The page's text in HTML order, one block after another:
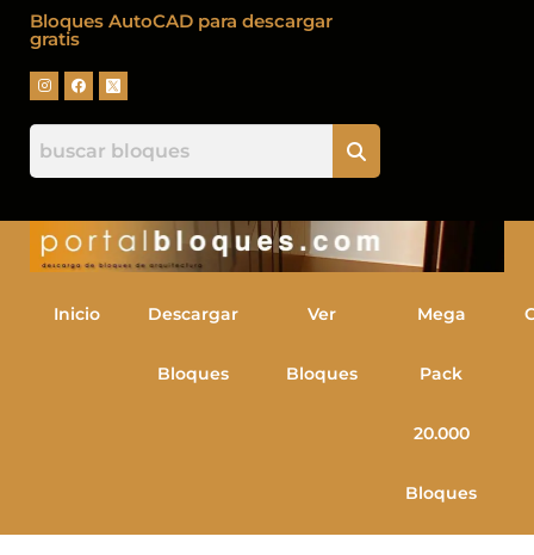
Bloques AutoCAD para descargar
gratis
Inicio Descargar
Bloques
Ver
Bloques
Mega
Pack
20.000
Bloques